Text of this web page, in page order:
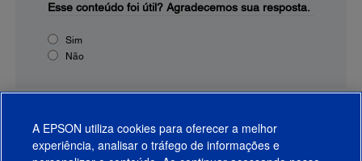
Esse conteúdo foi útil? Agradecemos sua resposta.
Sim
Não
A EPSON utiliza cookies para oferecer a melhor
experiência, analisar o tráfego de informações e